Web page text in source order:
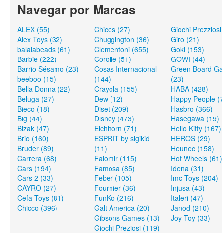
Navegar por Marcas
ALEX (55)
Alex Toys (32)
balalabeads (61)
Barbie (222)
Barrio Sésamo (23)
beeboo (15)
Bella Donna (22)
Beluga (27)
Bieco (18)
Big (44)
Bizak (47)
Brio (160)
Bruder (89)
Carrera (68)
Cars (194)
Cars 2 (33)
CAYRO (27)
Cefa Toys (81)
Chicco (396)
Chicos (27)
Chuggington (36)
Clementoni (655)
Corolle (51)
Cosas Internacional
(144)
Crayola (155)
Dew (12)
Diset (209)
Disney (473)
Eichhorn (71)
ESPRIT by sigikid
(11)
Falomir (115)
Famosa (85)
Feber (105)
Fournier (36)
FunKo (216)
Galt America (20)
Gibsons Games (13)
Giochi Preziosi (119)
Giochi
Giro (21)
Goki (153)
GOWI (44)
Green Board
(23)
HABA (428)
Happy People
Hasbro (366)
Hasegawa (19)
Hello Kitty (167)
HEROS (29)
Heunec (158)
Hot Wheels (61)
Idena (31)
Imc Toys (204)
Injusa (43)
Italeri (47)
Janod (210)
Joy Toy (33)